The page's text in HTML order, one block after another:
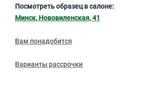
Посмотреть образец в салоне:
Минск, Нововиленская, 41
Вам понадобится
Варианты рассрочки